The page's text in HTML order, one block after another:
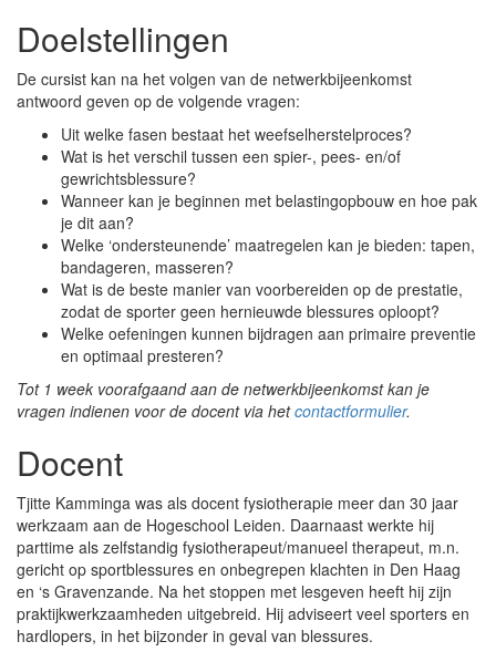
Doelstellingen
De cursist kan na het volgen van de netwerkbijeenkomst
antwoord geven op de volgende vragen:
Uit welke fasen bestaat het weefselherstelproces?
Wat is het verschil tussen een spier-, pees- en/of
gewrichtsblessure?
Wanneer kan je beginnen met belastingopbouw en hoe pak
je dit aan?
Welke ‘ondersteunende’ maatregelen kan je bieden: tapen,
bandageren, masseren?
Wat is de beste manier van voorbereiden op de prestatie,
zodat de sporter geen hernieuwde blessures oploopt?
Welke oefeningen kunnen bijdragen aan primaire preventie
en optimaal presteren?
Tot 1 week voorafgaand aan de netwerkbijeenkomst kan je
vragen indienen voor de docent via hetcontactformulier.
Docent
Tjitte Kamminga was als docent fysiotherapie meer dan 30 jaar
werkzaam aan de Hogeschool Leiden. Daarnaast werkte hij
parttime als zelfstandig fysiotherapeut/manueel therapeut, m.n.
gericht op sportblessures en onbegrepen klachten in Den Haag
en ‘s Gravenzande. Na het stoppen met lesgeven heeft hij zijn
praktijkwerkzaamheden uitgebreid. Hij adviseert veel sporters en
hardlopers, in het bijzonder in geval van blessures.